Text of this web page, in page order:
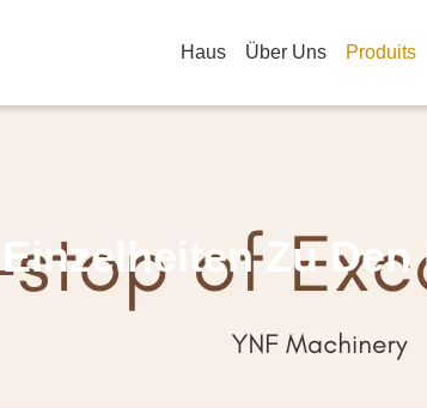
Haus Über Uns Produits
Einzelheiten Zu